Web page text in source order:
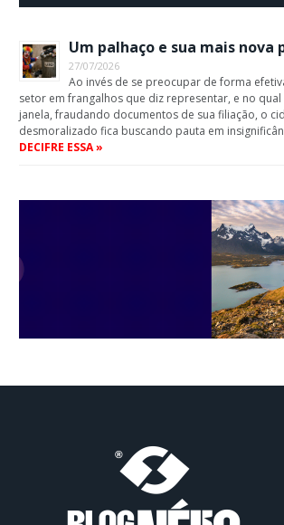
Um palhaço e sua mais nova
27/07/2026
Ao invés de se preocupar de forma
setor em frangalhos que diz representar, e no
janela, fraudando documentos de sua filiação, o
desmoralizado fica buscando pauta em
DECIFRE ESSA »